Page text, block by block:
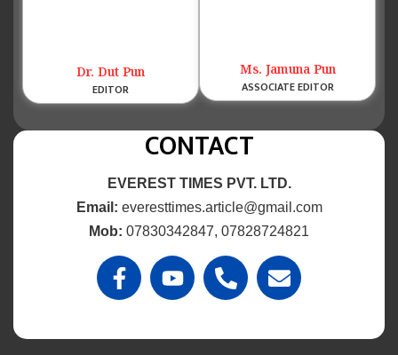
Dr. Dut Pun
EDITOR
Ms. Jamuna Pun
ASSOCIATE EDITOR
CONTACT
EVEREST TIMES PVT. LTD.
Email: everesttimes.article@gmail.com
Mob: 07830342847, 07828724821